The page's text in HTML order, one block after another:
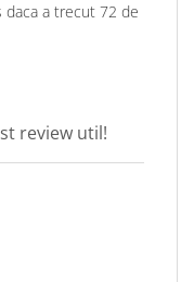
daca a trecut 72 de
review util!